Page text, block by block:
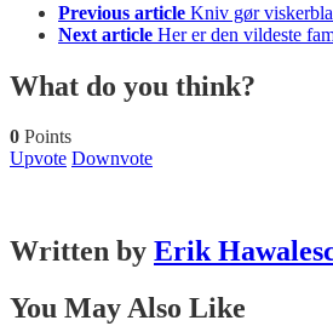
Previous article Kniv gør
Next article Her er den vildeste
What do you think?
0 Points
Upvote Downvote
Written by Erik
You May Also Like